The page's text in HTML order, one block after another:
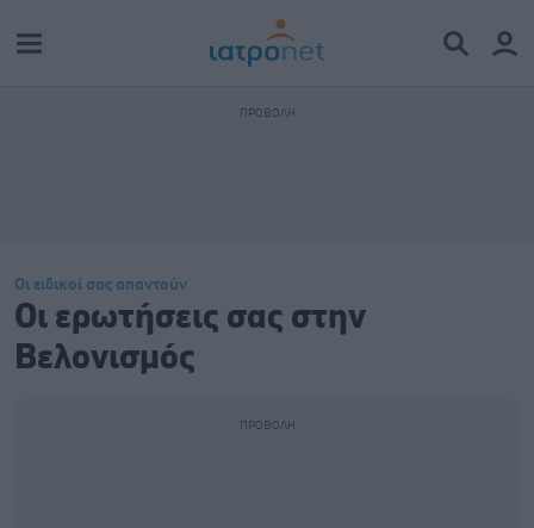
Οι ειδικοί σας απαντούν
Οι ερωτήσεις σας στην
Βελονισμός